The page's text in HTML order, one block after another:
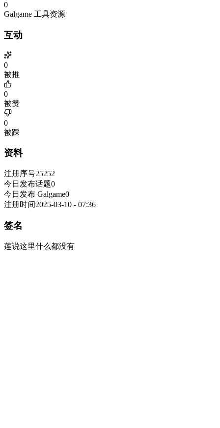
0
Galgame 工具资源
互动
0
被推
0
被赞
0
被踩
资料
注册序号25252
今日发布话题0
今日发布 Galgame0
注册时间2025-03-10 - 07:36
签名
莲说这里什么都没有